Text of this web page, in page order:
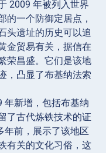
2009 年被列入世界
的一个防御定居点，
头遗址的历史可以追
金贸易有关，据信在
荣昌盛。它们是该地
，凸显了布基纳法索
年新增，包括布基纳
了古代炼铁技术的证
年前，展示了该地区
有关的文化习俗，这